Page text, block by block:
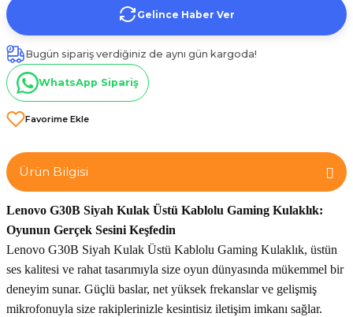
Gelince Haber Ver
Bugün sipariş verdiğiniz de aynı gün kargoda!
WhatsApp Sipariş
Ürün Bilgisi
Lenovo G30B Siyah Kulak Üstü Kablolu Gaming Kulaklık:
Oyunun Gerçek Sesini Keşfedin
Lenovo G30B Siyah Kulak Üstü Kablolu Gaming Kulaklık, üstün
ses kalitesi ve rahat tasarımıyla size oyun dünyasında mükemmel bir
deneyim sunar. Güçlü baslar, net yüksek frekanslar ve gelişmiş
mikrofonuyla size rakiplerinizle kesintisiz iletişim imkanı sağlar.